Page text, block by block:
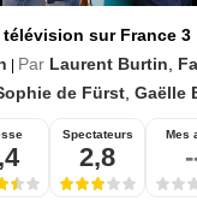
télévision sur France 3
Par Laurent Burtin
de Fürst Gaëlle
Spectateurs
2,8
Mes